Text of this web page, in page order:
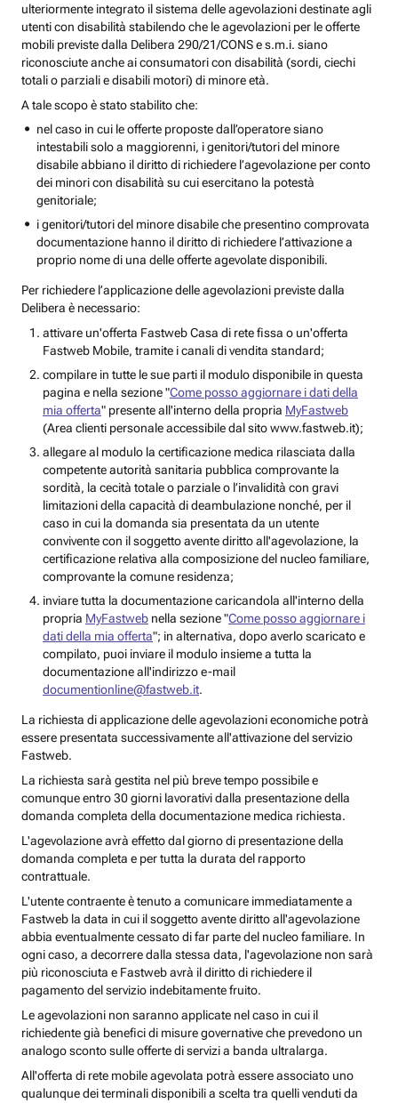
ulteriormente integrato il sistema delle agevolazioni destinate agli
utenti con disabilità stabilendo che le agevolazioni per le offerte
mobili previste dalla Delibera 290/21/CONS e s.m.i. siano
riconosciute anche ai consumatori con disabilità (sordi, ciechi
totali o parziali e disabili motori) di minore età.
A tale scopo è stato stabilito che:
nel caso in cui le offerte proposte dall’operatore siano
intestabili solo a maggiorenni, i genitori/tutori del minore
disabile abbiano il diritto di richiedere l’agevolazione per conto
dei minori con disabilità su cui esercitano la potestà
genitoriale;
i genitori/tutori del minore disabile che presentino comprovata
documentazione hanno il diritto di richiedere l’attivazione a
proprio nome di una delle offerte agevolate disponibili.
Per richiedere l’applicazione delle agevolazioni previste dalla
Delibera è necessario:
attivare un'offerta Fastweb Casa di rete fissa o un'offerta
Fastweb Mobile, tramite i canali di vendita standard;
compilare in tutte le sue parti il modulo disponibile in questa
pagina e nella sezione "Come posso aggiornare i dati della
mia offerta" presente all'interno della propria MyFastweb
(Area clienti personale accessibile dal sito www.fastweb.it);
allegare al modulo la certificazione medica rilasciata dalla
competente autorità sanitaria pubblica comprovante la
sordità, la cecità totale o parziale o l’invalidità con gravi
limitazioni della capacità di deambulazione nonché, per il
caso in cui la domanda sia presentata da un utente
convivente con il soggetto avente diritto all'agevolazione, la
certificazione relativa alla composizione del nucleo familiare,
comprovante la comune residenza;
inviare tutta la documentazione caricandola all'interno della
propria MyFastweb nella sezione "Come posso aggiornare i
dati della mia offerta"; in alternativa, dopo averlo scaricato e
compilato, puoi inviare il modulo insieme a tutta la
documentazione all'indirizzo e-mail
documentionline@fastweb.it.
La richiesta di applicazione delle agevolazioni economiche potrà
essere presentata successivamente all'attivazione del servizio
Fastweb.
La richiesta sarà gestita nel più breve tempo possibile e
comunque entro 30 giorni lavorativi dalla presentazione della
domanda completa della documentazione medica richiesta.
L'agevolazione avrà effetto dal giorno di presentazione della
domanda completa e per tutta la durata del rapporto
contrattuale.
L'utente contraente è tenuto a comunicare immediatamente a
Fastweb la data in cui il soggetto avente diritto all'agevolazione
abbia eventualmente cessato di far parte del nucleo familiare. In
ogni caso, a decorrere dalla stessa data, l'agevolazione non sarà
più riconosciuta e Fastweb avrà il diritto di richiedere il
pagamento del servizio indebitamente fruito.
Le agevolazioni non saranno applicate nel caso in cui il
richiedente già benefici di misure governative che prevedono un
analogo sconto sulle offerte di servizi a banda ultralarga.
All'offerta di rete mobile agevolata potrà essere associato uno
qualunque dei terminali disponibili a scelta tra quelli venduti da